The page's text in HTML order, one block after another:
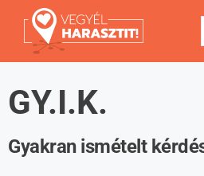
GY.I.K.
Gyakran ismételt